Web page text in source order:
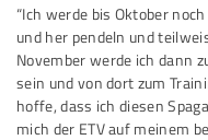
“Ich werde bis Oktober
und her pendeln und
November werde ich dann
sein und von dort zum
hoffe, dass ich diesen
mich der ETV auf meinem